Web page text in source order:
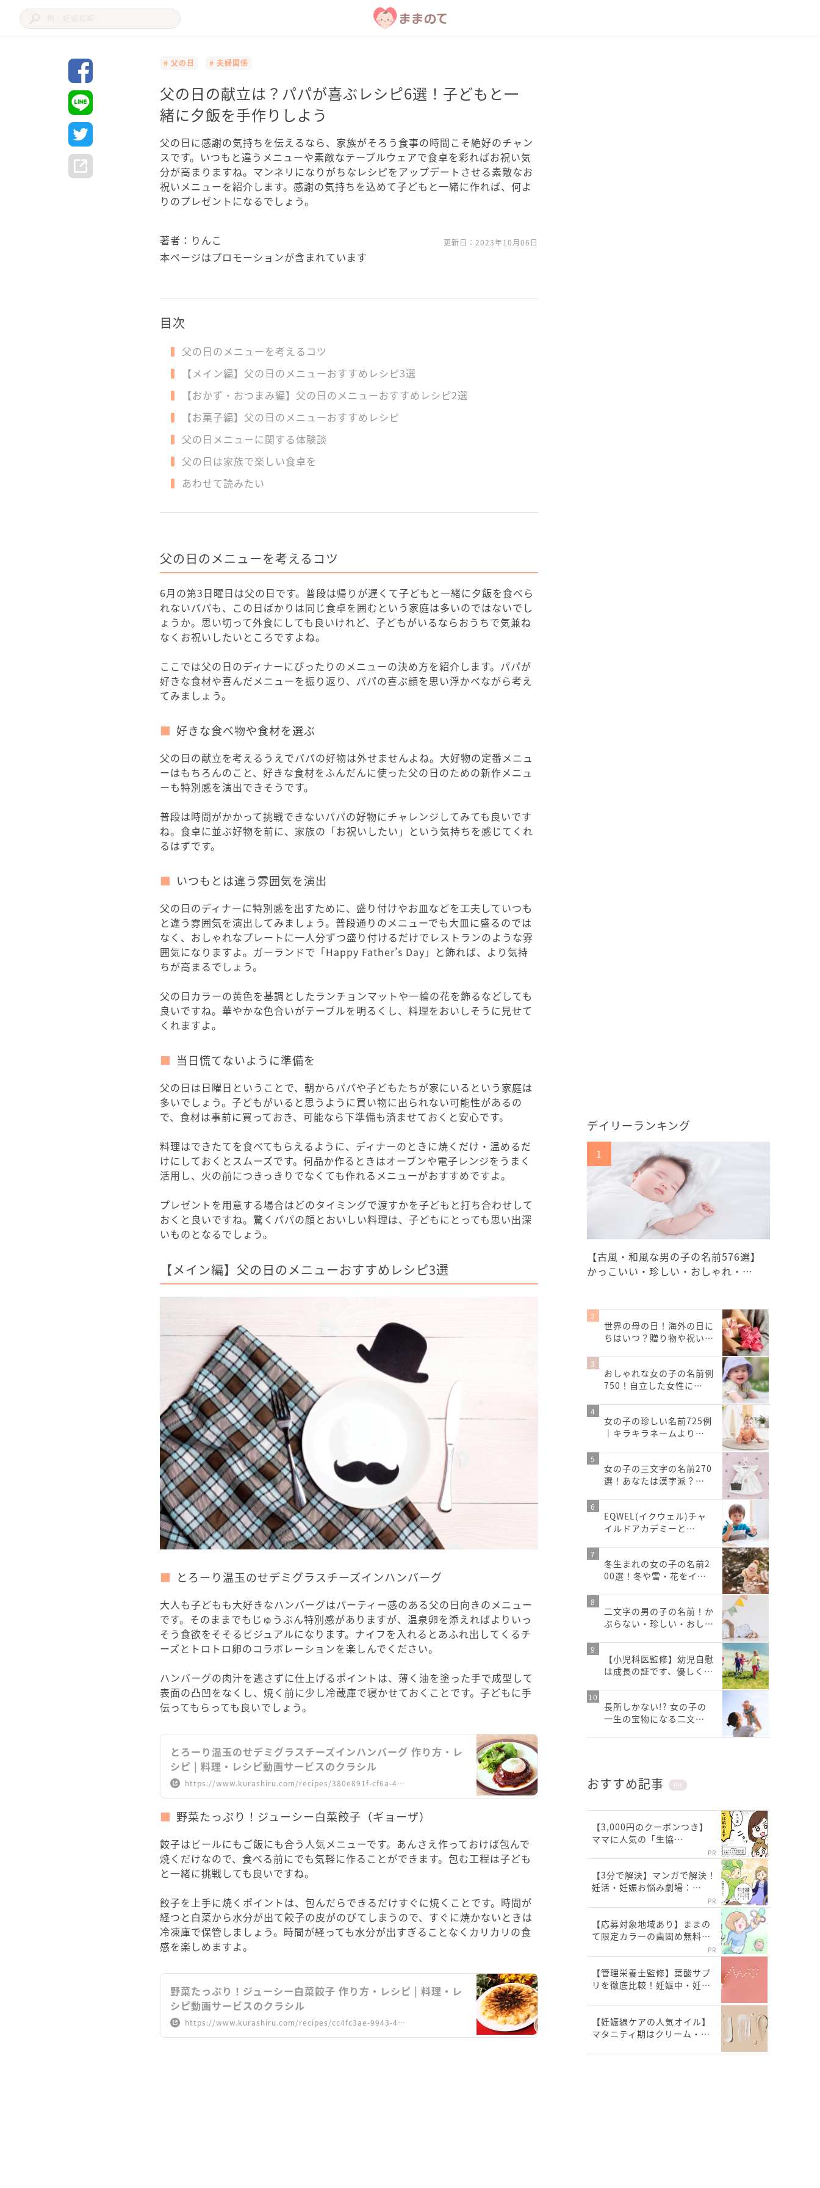
# 父の日 # 夫婦関係
父の日の献立は？パパが喜ぶレシピ6選！子どもと一
緒に夕飯を手作りしよう
父の日に感謝の気持ちを伝えるなら、家族がそろう食事の時間こそ絶好のチャン
スです。いつもと違うメニューや素敵なテーブルウェアで食卓を彩ればお祝い気
分が高まりますね。マンネリになりがちなレシピをアップデートさせる素敵なお
祝いメニューを紹介します。感謝の気持ちを込めて子どもと一緒に作れば、何よ
りのプレゼントになるでしょう。
著者：りんこ 更新日： 2023年10月06日
本ページはプロモーションが含まれています
目次
父の日のメニューを考えるコツ
【メイン編】父の日のメニューおすすめレシピ3選
【おかず・おつまみ編】父の日のメニューおすすめレシピ2選
【お菓子編】父の日のメニューおすすめレシピ
父の日メニューに関する体験談
父の日は家族で楽しい食卓を
あわせて読みたい
父の日のメニューを考えるコツ
6月の第3日曜日は父の日です。普段は帰りが遅くて子どもと一緒に夕飯を食べら
れないパパも、この日ばかりは同じ食卓を囲むという家庭は多いのではないでし
ょうか。思い切って外食にしても良いけれど、子どもがいるならおうちで気兼ね
なくお祝いしたいところですよね。
ここでは父の日のディナーにぴったりのメニューの決め方を紹介します。パパが
好きな食材や喜んだメニューを振り返り、パパの喜ぶ顔を思い浮かべながら考え
てみましょう。
好きな食べ物や食材を選ぶ
父の日の献立を考えるうえでパパの好物は外せませんよね。大好物の定番メニュ
ーはもちろんのこと、好きな食材をふんだんに使った父の日のための新作メニュ
ーも特別感を演出できそうです。
普段は時間がかかって挑戦できないパパの好物にチャレンジしてみても良いです
ね。食卓に並ぶ好物を前に、家族の「お祝いしたい」という気持ちを感じてくれ
るはずです。
いつもとは違う雰囲気を演出
父の日のディナーに特別感を出すために、盛り付けやお皿などを工夫していつも
と違う雰囲気を演出してみましょう。普段通りのメニューでも大皿に盛るのでは
なく、おしゃれなプレートに一人分ずつ盛り付けるだけでレストランのような雰
囲気になりますよ。ガーランドで「Happy Father’s Day」と飾れば、より気持
ちが高まるでしょう。
父の日カラーの黄色を基調としたランチョンマットや一輪の花を飾るなどしても
良いですね。華やかな色合いがテーブルを明るくし、料理をおいしそうに見せて
くれますよ。
当日慌てないように準備を
父の日は日曜日ということで、朝からパパや子どもたちが家にいるという家庭は
多いでしょう。子どもがいると思うように買い物に出られない可能性があるの
で、食材は事前に買っておき、可能なら下準備も済ませておくと安心です。
料理はできたてを食べてもらえるように、ディナーのときに焼くだけ・温めるだ
けにしておくとスムーズです。何品か作るときはオーブンや電子レンジをうまく
活用し、火の前につきっきりでなくても作れるメニューがおすすめですよ。
プレゼントを用意する場合はどのタイミングで渡すかを子どもと打ち合わせして
おくと良いですね。驚くパパの顔とおいしい料理は、子どもにとっても思い出深
いものとなるでしょう。
【メイン編】父の日のメニューおすすめレシピ3選
とろーり温玉のせデミグラスチーズインハンバーグ
大人も子どもも大好きなハンバーグはパーティー感のある父の日向きのメニュー
です。そのままでもじゅうぶん特別感がありますが、温泉卵を添えればよりいっ
そう食欲をそそるビジュアルになります。ナイフを入れるとあふれ出してくるチ
ーズとトロトロ卵のコラボレーションを楽しんでください。
ハンバーグの肉汁を逃さずに仕上げるポイントは、薄く油を塗った手で成型して
表面の凸凹をなくし、焼く前に少し冷蔵庫で寝かせておくことです。子どもに手
伝ってもらっても良いでしょう。
とろーり温玉のせデミグラスチーズインハンバーグ 作り方・レ
シピ | 料理・レシピ動画サービスのクラシル
https://www.kurashiru.com/recipes/380e891f-cf6a-4…
野菜たっぷり！ジューシー白菜餃子（ギョーザ）
餃子はビールにもご飯にも合う人気メニューです。あんさえ作っておけば包んで
焼くだけなので、食べる前にでも気軽に作ることができます。包む工程は子ども
と一緒に挑戦しても良いですね。
餃子を上手に焼くポイントは、包んだらできるだけすぐに焼くことです。時間が
経つと白菜から水分が出て餃子の皮がのびてしまうので、すぐに焼かないときは
冷凍庫で保管しましょう。時間が経っても水分が出すぎることなくカリカリの食
感を楽しめますよ。
野菜たっぷり！ジューシー白菜餃子 作り方・レシピ | 料理・レ
シピ動画サービスのクラシル
https://www.kurashiru.com/recipes/cc4fc3ae-9943-4…
デイリーランキング
【古風・和風な男の子の名前576選】
かっこいい・珍しい・おしゃれ・…
世界の母の日！海外の日に
ちはいつ？贈り物や祝い…
おしゃれな女の子の名前例
750！自立した女性に…
女の子の珍しい名前725例
｜キラキラネームより…
女の子の三文字の名前270
選！あなたは漢字派？…
EQWEL(イクウェル)チャ
イルドアカデミーと…
冬生まれの女の子の名前2
00選！冬や雪・花をイ…
二文字の男の子の名前！か
ぶらない・珍しい・おし…
【小児科医監修】幼児自慰
は成長の証です、優しく…
長所しかない!? 女の子の
一生の宝物になる二文…
おすすめ記事 PR
【3,000円のクーポンつき】
ママに人気の「生協…
PR
【3分で解決】マンガで解決！
妊活・妊娠お悩み劇場：…
PR
【応募対象地域あり】ままの
て限定カラーの歯固め無料…
PR
【管理栄養士監修】葉酸サプ
リを徹底比較！妊娠中・妊…
【妊娠線ケアの人気オイル】
マタニティ期はクリーム・…